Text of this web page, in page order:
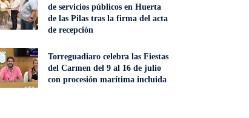
de servicios públicos en Huerta
de las Pilas tras la firma del acta
de recepción
Torreguadiaro celebra las Fiestas
del Carmen del 9 al 16 de julio
con procesión marítima incluida